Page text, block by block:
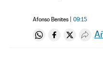
Afonso Benites 09:15
Compartir en
Compartir